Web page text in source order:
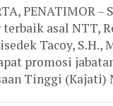
PENATIMOR –
terbaik asal NTT,
Tacoy, S.H.,
promosi
Tinggi (Kajati)